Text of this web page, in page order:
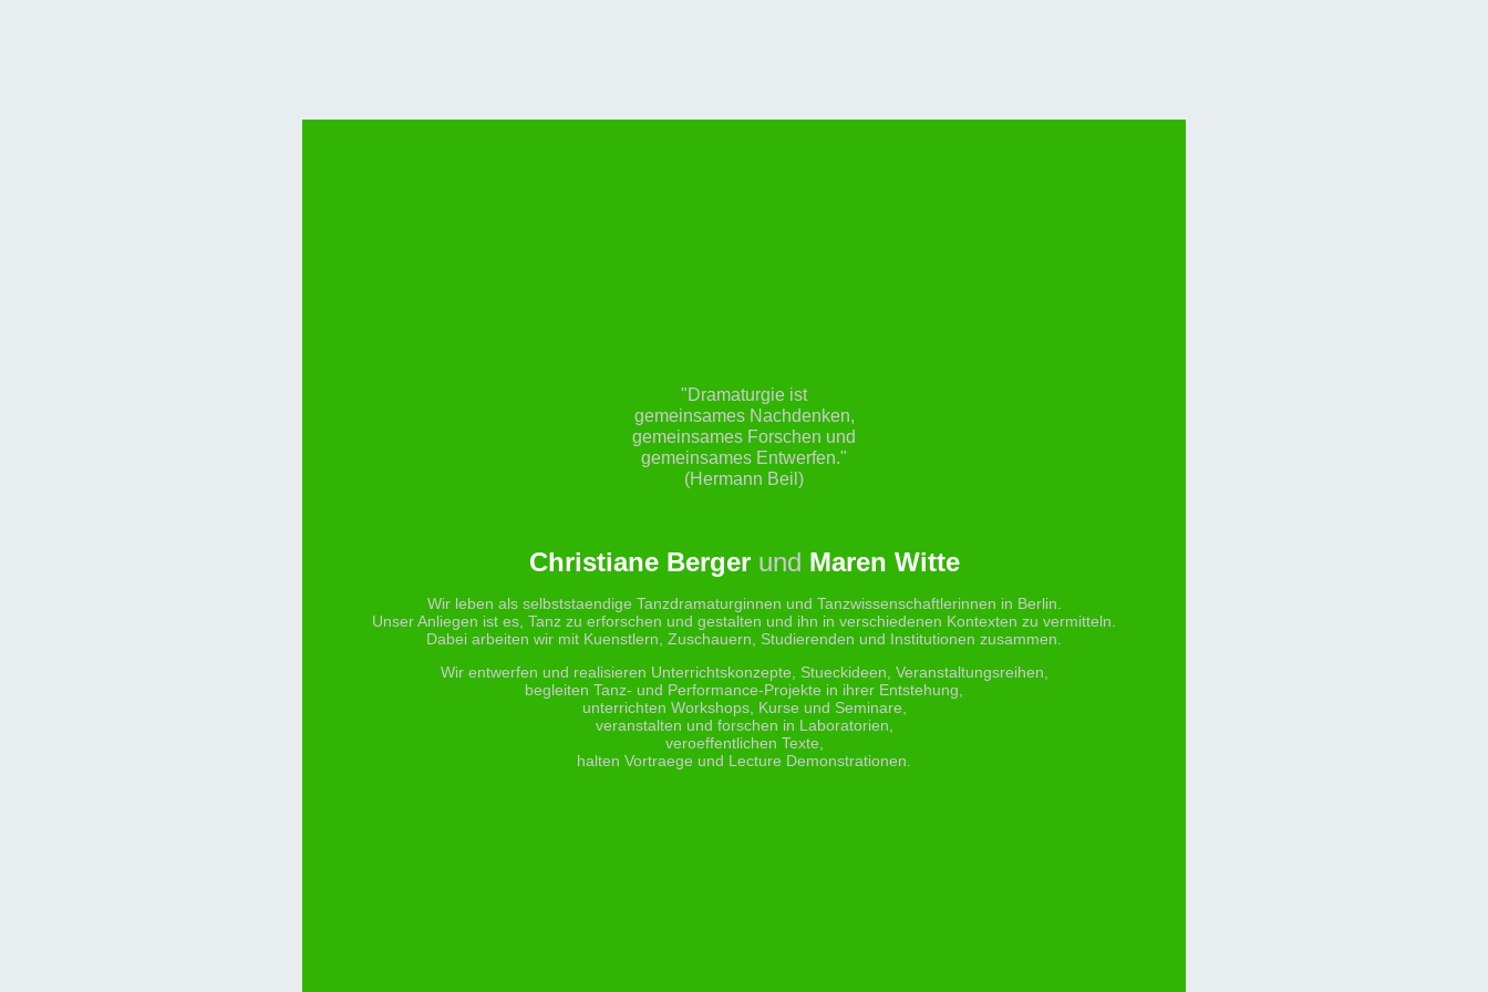
"Dramaturgie ist
gemeinsames Nachdenken,
gemeinsames Forschen und
gemeinsames Entwerfen."
(Hermann Beil)
Christiane Bergerund Maren Witte
Wir leben als selbststaendige Tanzdramaturginnen und Tanzwissenschaftlerinnen in Berlin.
Unser Anliegen ist es, Tanz zu erforschen und gestalten und ihn in verschiedenen Kontexten zu vermitteln.
Dabei arbeiten wir mit Kuenstlern, Zuschauern, Studierenden und Institutionen zusammen.
Wir entwerfen und realisieren Unterrichtskonzepte, Stueckideen, Veranstaltungsreihen,
begleiten Tanz- und Performance-Projekte in ihrer Entstehung,
unterrichten Workshops, Kurse und Seminare,
veranstalten und forschen in Laboratorien,
veroeffentlichen Texte,
halten Vortraege und Lecture Demonstrationen.